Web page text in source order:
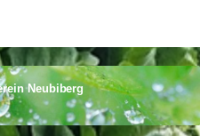
Neubiberg